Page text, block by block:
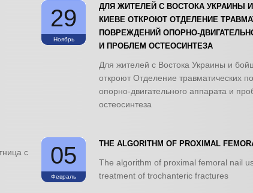
с
29
Ноябрь
ДЛЯ ЖИТЕЛЕЙ С ВОСТОКА УКРАИНЫ
КИЕВЕ ОТКРОЮТ ОТДЕЛЕНИЕ
ПОВРЕЖДЕНИЙ ОПОРНО-
И ПРОБЛЕМ ОСТЕОСИНТЕЗА
Для жителей с Востока Украины и
откроют Отделение травматических
опорно-двигательного аппарата и
остеосинтеза
05
Февраль
THE ALGORITHM OF PROXIMAL
The algorithm of proximal femoral nail
treatment of trochanteric fractures